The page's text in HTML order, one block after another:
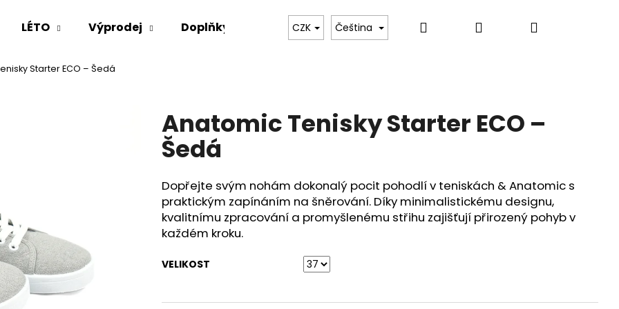
LÉTO Výprodej Doplňky Oblečení Kontakt
CZK Čeština Hledat PřihlášeníNákupní
Starter ECO – Šedá
Anatomic Tenisky Starter ECO –
Šedá
Dopřejte svým nohám dokonalý pocit pohodlí v teniskách & Anatomic s
praktickým zapínáním na šněrování. Díky minimalistickému designu,
kvalitnímu zpracování a promyšlenému střihu zajišťují přirozený pohyb v
každém kroku.
VELIKOST
Co potřebujete najít?
HLEDAT